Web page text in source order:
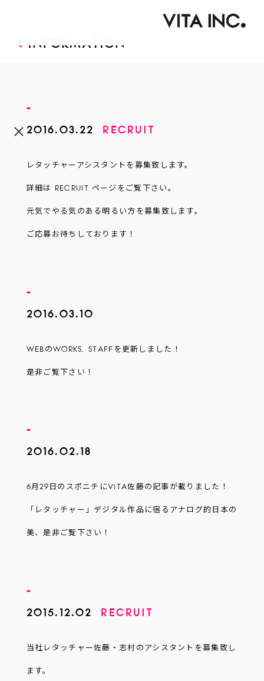
TOP
TEAM VITA
MAKOTO HYODO
SAYAKA KAMIMARU
MANA MIYAZAKI
INFORMATION
CONTACT
RECRUIT
2016.03.22 RECRUIT
レタッチャーアシスタントを募集致します。
詳細は RECRUIT ページをご覧下さい。
元気でやる気のある明るい方を募集致します。
ご応募お待ちしております！
2016.03.10
WEBのWORKS, STAFFを更新しました！
是非ご覧下さい！
2016.02.18
6月29日のスポニチにVITA佐藤の記事が載りました！
「レタッチャー」デジタル作品に宿るアナログ的日本の
美、是非ご覧下さい！
2015.12.02 RECRUIT
当社レタッチャー佐藤・志村のアシスタントを募集致し
ます。